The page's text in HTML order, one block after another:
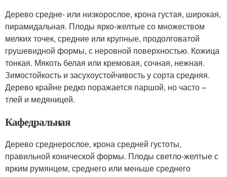
Дерево средне- или низкорослое, крона густая, широкая,
пирамидальная. Плоды ярко-желтые со множеством
мелких точек, средние или крупные, продолговатой
грушевидной формы, с неровной поверхностью. Кожица
тонкая. Мякоть белая или кремовая, сочная, нежная.
Зимостойкость и засухоустойчивость у сорта средняя.
Дерево крайне редко поражается паршой, но часто –
тлей и медяницей.
Кафедральная
Дерево среднерослое, крона средней густоты,
правильной конической формы. Плоды светло-желтые с
ярким румянцем, среднего или меньше среднего